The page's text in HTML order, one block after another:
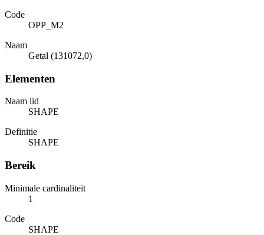
Code
OPP_M2
Naam
Getal (131072,0)
Elementen
Naam lid
SHAPE
Definitie
SHAPE
Bereik
Minimale cardinaliteit
1
Code
SHAPE